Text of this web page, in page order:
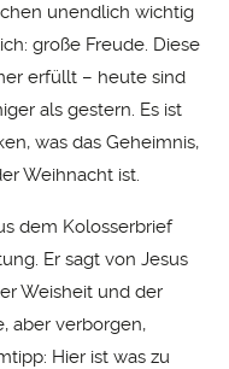
unendlich wichtig
große Freude. Diese
erfüllt – heute sind
als gestern. Es ist
was das Geheimnis,
Weihnacht ist.
dem Kolosserbrief
Er sagt von Jesus
Weisheit und der
aber verborgen,
Hier ist was zu